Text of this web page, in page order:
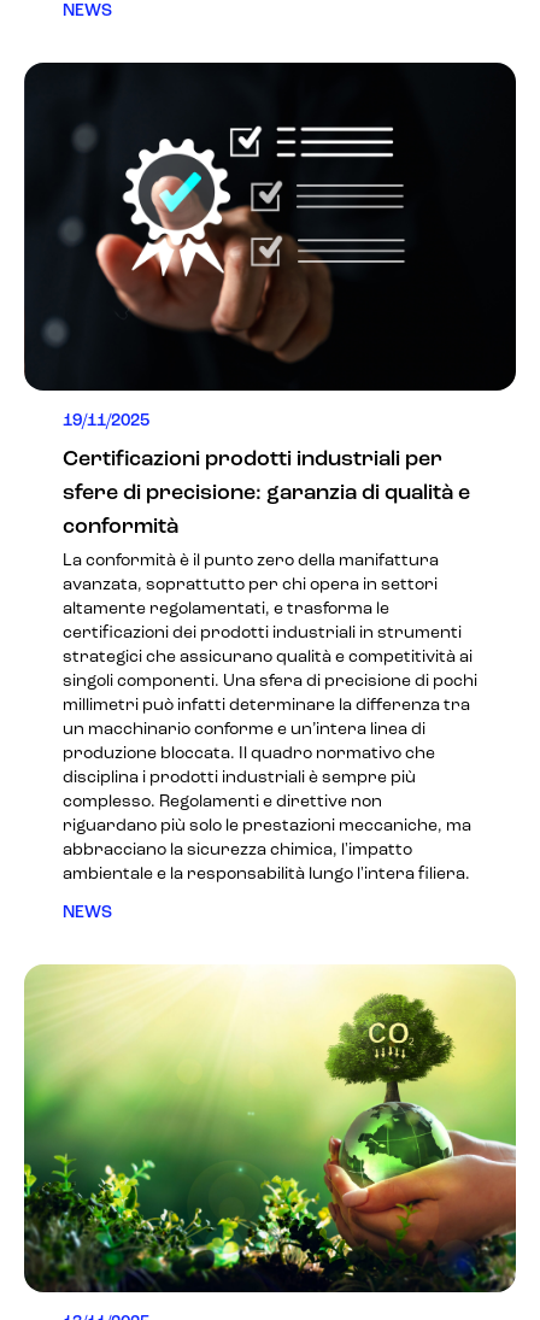
NEWS
19/11/2025
Certificazioni prodotti industriali per
sfere di precisione: garanzia di qualità e
conformità
La conformità è il punto zero della manifattura
avanzata, soprattutto per chi opera in settori
altamente regolamentati, e trasforma le
certificazioni dei prodotti industriali in strumenti
strategici che assicurano qualità e competitività ai
singoli componenti. Una sfera di precisione di pochi
millimetri può infatti determinare la differenza tra
un macchinario conforme e un’intera linea di
produzione bloccata. Il quadro normativo che
disciplina i prodotti industriali è sempre più
complesso. Regolamenti e direttive non
riguardano più solo le prestazioni meccaniche, ma
abbracciano la sicurezza chimica, l'impatto
ambientale e la responsabilità lungo l'intera filiera.
NEWS